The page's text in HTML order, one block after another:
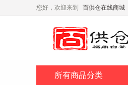
您好，欢迎来到 百供仓在线商城
所有商品分类